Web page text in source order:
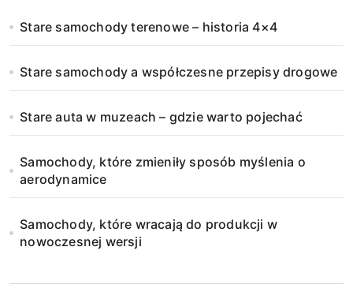
Stare samochody terenowe – historia 4×4
Stare samochody a współczesne przepisy drogowe
Stare auta w muzeach – gdzie warto pojechać
Samochody, które zmieniły sposób myślenia o
aerodynamice
Samochody, które wracają do produkcji w
nowoczesnej wersji